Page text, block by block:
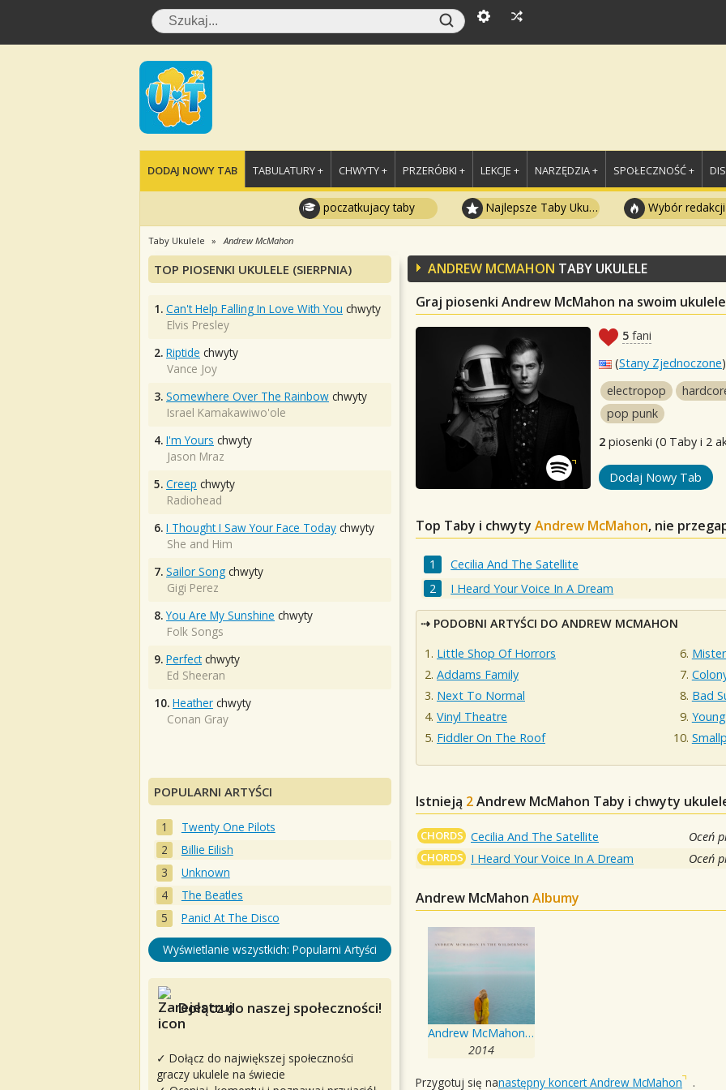
DODAJ NOWY TAB TABULATURY + CHWYTY + PRZERÓBKI + LEKCJE + NARZĘDZIA + SPOŁECZNOŚĆ +
poczatkujacy taby Najlepsze Taby Ukulele Wybór redakcji
Taby Ukulele Andrew McMahon
ANDREW MCMAHON TABY UKULELE
Graj piosenki Andrew McMahon na swoim ukulele
5 fani
(Stany Zjednoczone)
electropop
pop punk
2 piosenki (0 Taby i 2
Dodaj Nowy Tab
Top Taby i chwyty Andrew McMahon, nie
Cecilia And The Satellite
I Heard Your Voice In A Dream
PODOBNI ARTYŚCI DO ANDREW MCMAHON
Little Shop Of Horrors
Addams Family
Next To Normal
Vinyl Theatre
Fiddler On The Roof
Bad
Istnieją 2Andrew McMahon Taby i chwyty
CHORDS Cecilia And The Satellite Oceń
CHORDS I Heard Your Voice In A Dream Oceń
Andrew McMahon Albumy
Andrew McMahon In The Wilderness
2014
Przygotuj się nanastępny koncert Andrew McMahon .
TOP PIOSENKI UKULELE (SIERPNIA)
1. Can't Help Falling In Love With You chwyty
Elvis Presley
2. Riptide chwyty
Vance Joy
3. Somewhere Over The Rainbow chwyty
Israel Kamakawiwo'ole
4. I'm Yours chwyty
Jason Mraz
5. Creep chwyty
Radiohead
6. I Thought I Saw Your Face Today chwyty
She and Him
7. Sailor Song chwyty
Gigi Perez
8. You Are My Sunshine chwyty
Folk Songs
9. Perfectchwyty
Ed Sheeran
10. Heather chwyty
Conan Gray
POPULARNI ARTYŚCI
Twenty One Pilots
Billie Eilish
Unknown
The Beatles
Panic! At The Disco
Wyświetlanie wszystkich: Popularni Artyści
Dołącz do naszej społeczności!
✓ Dołącz do największej społeczności
graczy ukulele na świecie